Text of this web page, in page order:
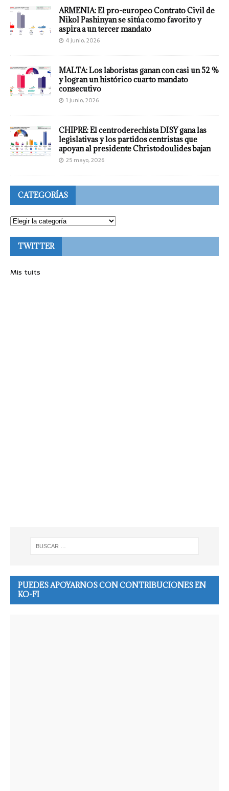
ARMENIA: El pro-europeo Contrato Civil de
Nikol Pashinyan se sitúa como favorito y
aspira a un tercer mandato
4 junio, 2026
MALTA: Los laboristas ganan con casi un 52 %
y logran un histórico cuarto mandato
consecutivo
1 junio, 2026
CHIPRE: El centroderechista DISY gana las
legislativas y los partidos centristas que
apoyan al presidente Christodoulides bajan
25 mayo, 2026
CATEGORÍAS
TWITTER
Mis tuits
PUEDES APOYARNOS CON CONTRIBUCIONES EN
KO-FI